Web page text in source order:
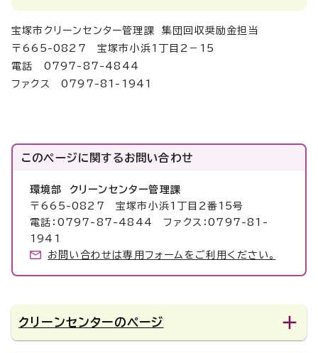
宝塚市クリーンセンター管理課 集団回収奨励金担当
〒665-0827 宝塚市小浜1丁目2－15
電話 0797-87-4844
ファクス 0797-81-1941
このページに関するお問い合わせ
環境部 クリーンセンター管理課
〒665-0827 宝塚市小浜1丁目2番15号
電話：0797-87-4844 ファクス：0797-81-
1941
お問い合わせは専用フォームをご利用ください。
クリーンセンターのページ